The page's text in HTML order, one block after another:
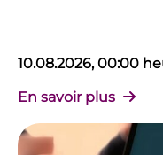
10.08.2026, 00:00
En savoir plus